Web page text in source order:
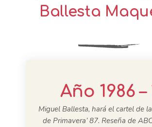
Ballesta
Año 1986 –
Miguel Ballesta, hará el cartel de
de Primavera’ 87. Reseña de